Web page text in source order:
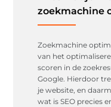
zoekmachine
Zoekmachine
van het
scoren in de
Google. Hierdoor
je website, en
wat is SEO precies